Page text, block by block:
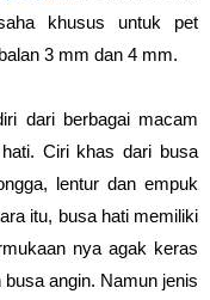
khusus untuk pet
3 mm dan 4 mm.
dari berbagai macam
Ciri khas dari busa
lentur dan empuk
itu, busa hati memiliki
nya agak keras
angin. Namun jenis